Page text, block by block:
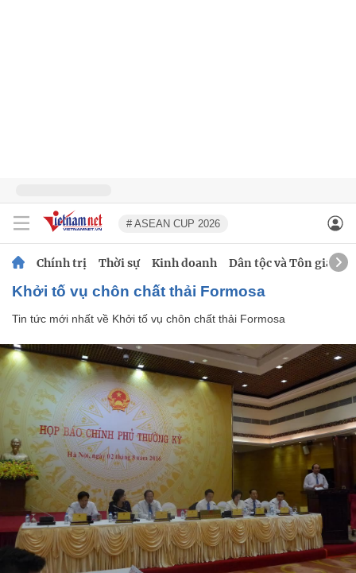
# ASEAN CUP 2026
Chính trị Thời sự Kinh doanh Dân tộc và Tôn giáo
Khởi tố vụ chôn chất thải Formosa
Tin tức mới nhất về Khởi tố vụ chôn chất thải Formosa